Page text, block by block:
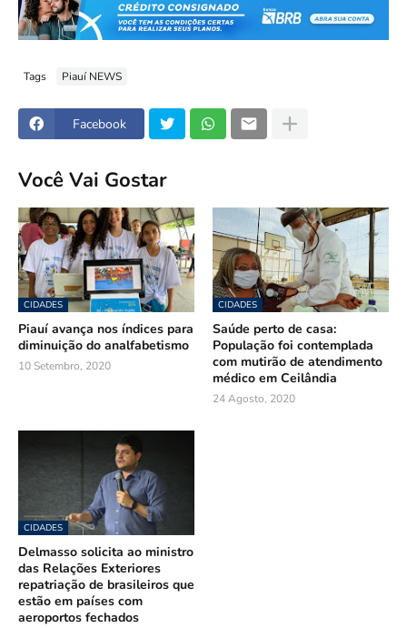
Tags Piauí NEWS
Facebook
Você Vai Gostar
CIDADES
Piauí avança nos índices para
diminuição do analfabetismo
10 Setembro, 2020
CIDADES
Saúde perto de casa:
População foi contemplada
com mutirão de atendimento
médico em Ceilândia
24 Agosto, 2020
CIDADES
Delmasso solicita ao ministro
das Relações Exteriores
repatriação de brasileiros que
estão em países com
aeroportos fechados